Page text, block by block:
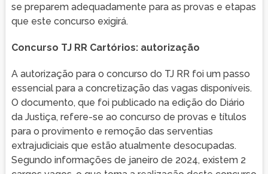
se preparem adequadamente para as provas e etapas
que este concurso exigirá.
Concurso TJ RR Cartórios: autorização
A autorização para o concurso do TJ RR foi um passo
essencial para a concretização das vagas disponíveis.
O documento, que foi publicado na edição do Diário
da Justiça, refere-se ao concurso de provas e títulos
para o provimento e remoção das serventias
extrajudiciais que estão atualmente desocupadas.
Segundo informações de janeiro de 2024, existem 2